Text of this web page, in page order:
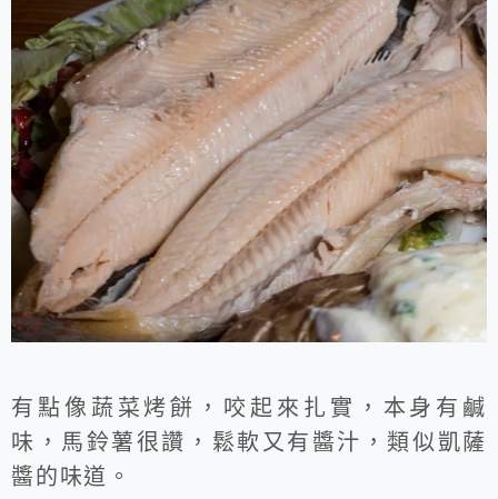
有點像蔬菜烤餅，咬起來扎實，本身有鹹
味，馬鈴薯很讚，鬆軟又有醬汁，類似凱薩
醬的味道。